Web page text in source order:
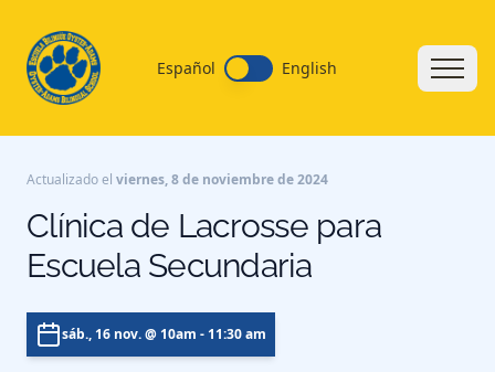
Español English
Actualizado el viernes, 8 de noviembre de 2024
Clínica de Lacrosse para
Escuela Secundaria
sáb., 16 nov.@ 10am - 11:30 am